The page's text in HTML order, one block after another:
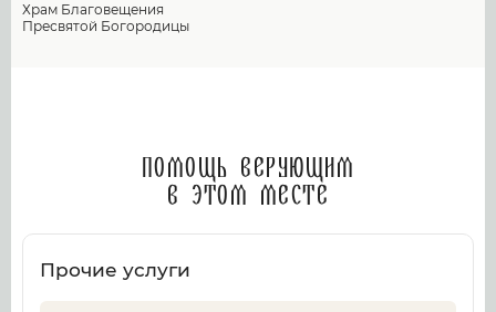
Храм Благовещения
Пресвятой Богородицы
Помощь верующим
в этом месте
Прочие услуги